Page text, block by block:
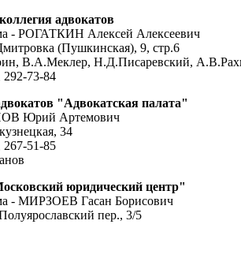
адвокатов
- РОГАТКИН Алексей Алексеевич
(Пушкинская), 9, стр.6
В.А.Меклер, Н.Д.Писаревский,
292-73-84
"Адвокатская палата"
Юрий Артемович
34
267-51-85
юридический центр"
- МИРЗОЕВ Гасан Борисович
пер., 3/5